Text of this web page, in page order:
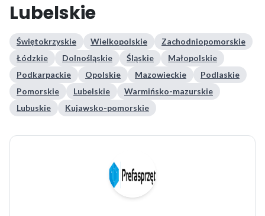
Lubelskie
Świętokrzyskie Wielkopolskie
Zachodniopomorskie
Łódzkie
Dolnośląskie Śląskie
Małopolskie
Podkarpackie
Opolskie Mazowieckie
Podlaskie
Pomorskie
Lubelskie
Warmińsko-mazurskie
Lubuskie
Kujawsko-pomorskie